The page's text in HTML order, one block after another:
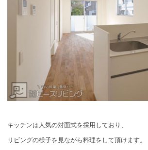
キッチンは人気の対面式を採用しており、
リビングの様子を見ながら料理をして頂けます。